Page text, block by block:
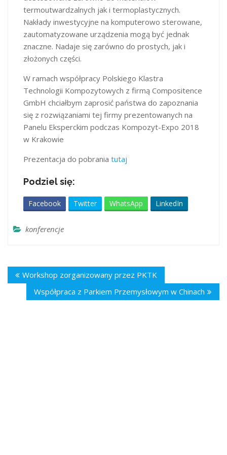
termoutwardzalnych jak i termoplastycznych.
Nakłady inwestycyjne na komputerowo sterowane,
zautomatyzowane urządzenia mogą być jednak
znaczne. Nadaje się zarówno do prostych, jak i
złożonych części.
W ramach współpracy Polskiego Klastra
Technologii Kompozytowych z firmą Compositence
GmbH chciałbym zaprosić państwa do zapoznania
się z rozwiązaniami tej firmy prezentowanych na
Panelu Eksperckim podczas Kompozyt-Expo 2018
w Krakowie
Prezentacja do pobrania tutaj
Podziel się:
Facebook Twitter WhatsApp LinkedIn
konferencje
Workshop zorganizowany przez PKTK
Współpraca z Parkiem Przemysłowym w Chinach